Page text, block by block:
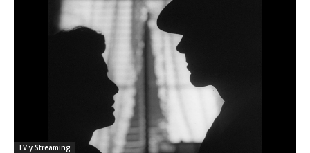
TV y Streaming